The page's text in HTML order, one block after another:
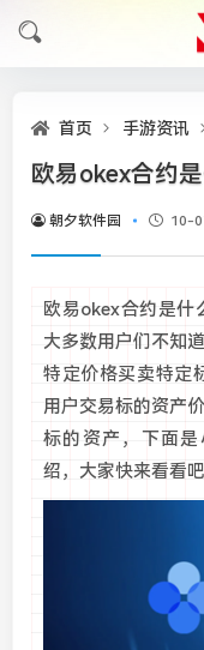
首页 手游资讯
欧易okex合约
朝夕软件园 10-
欧易okex合约是什
大多数用户们不知
特定价格买卖特定
用户交易标的资产
标的资产，下面
绍，大家快来看看吧